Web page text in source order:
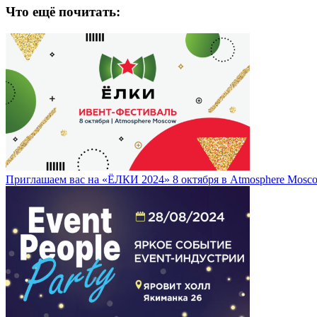
Что ещё почитать:
Приглашаем вас на «ЁЛКИ 2024» 8 октября в Atmosphere